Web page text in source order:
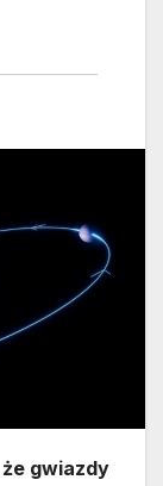
gwiazdy